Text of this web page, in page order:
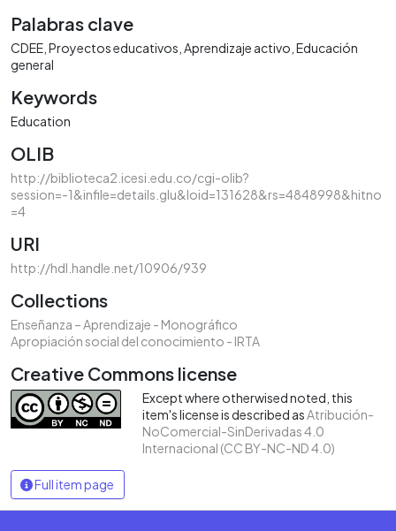
Palabras clave
CDEE Proyectos educativos Aprendizaje activo Educación
general
Keywords
Education
OLIB
http://biblioteca2.icesi.edu.co/cgi-olib?
session=-1&infile=details.glu&loid=131628&rs=4848998&hitno
=4
URI
http://hdl.handle.net/10906/939
Collections
Enseñanza – Aprendizaje - Monográfico
Apropiación social del conocimiento - IRTA
Creative Commons license
Except where otherwised noted, this
item's license is described asAtribución-
NoComercial-SinDerivadas 4.0
Internacional (CC BY-NC-ND 4.0)
Full item page